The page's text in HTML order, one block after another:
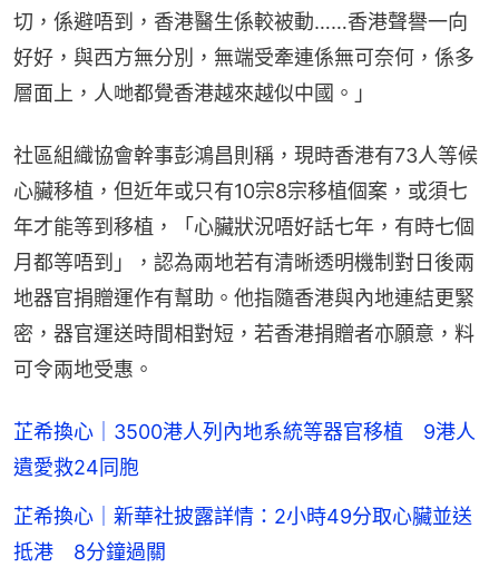
切，係避唔到，香港醫生係較被動……香港聲譽一向
好好，與西方無分別，無端受牽連係無可奈何，係多
層面上，人哋都覺香港越來越似中國。」
社區組織協會幹事彭鴻昌則稱，現時香港有73人等候
心臟移植，但近年或只有10宗8宗移植個案，或須七
年才能等到移植，「心臟狀況唔好話七年，有時七個
月都等唔到」，認為兩地若有清晰透明機制對日後兩
地器官捐贈運作有幫助。他指隨香港與內地連結更緊
密，器官運送時間相對短，若香港捐贈者亦願意，料
可令兩地受惠。
芷希換心｜3500港人列內地系統等器官移植 9港人
遺愛救24同胞
芷希換心｜新華社披露詳情：2小時49分取心臟並送
抵港 8分鐘過關